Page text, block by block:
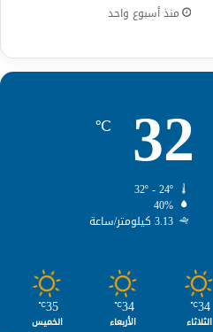
منذ أسبوع واحد
32
℃
40%
3.13 كيلومتر/ساعة
34
℃
الثلاثاء
34
℃
الأربعاء
35
℃
الخميس